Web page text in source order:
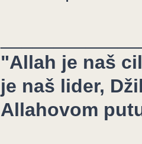
"Allah je naš
je naš lider,
Allahovom